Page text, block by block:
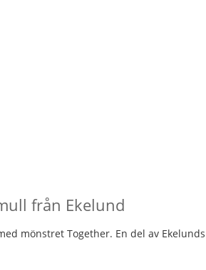
från Ekelund
mönstret Together. En del av